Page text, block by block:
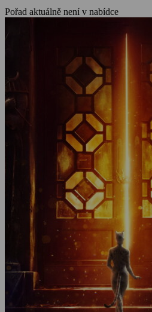
Pořad aktuálně není v nabídce